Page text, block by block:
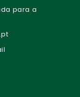
para a